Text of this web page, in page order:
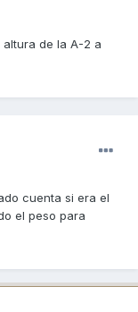
altura de la A-2 a
cuenta si era el
el peso para